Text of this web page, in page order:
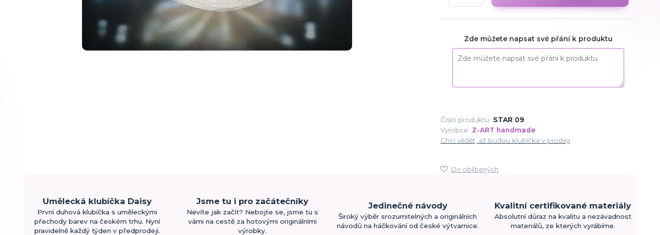
Zde můžete napsat své přání k produktu
Číslo produktu: STAR 09
Výrobce: Z-ART handmade
Chci vědět, až budou klubíčka v prodeji
Do oblíbených
Umělecká klubíčka Daisy
První duhová klubíčka s uměleckými
přechody barev na českém trhu. Nyní
pravidelně každý týden v předprodeji.
Jsme tu i pro začátečníky
Nevíte jak začít? Nebojte se, jsme tu s
vámi na cestě za hotovými originálními
výrobky.
Jedinečné návody
Široký výběr srozumitelných a originálních
návodů na háčkování od české výtvarnice.
Kvalitní certifikované materiály
Absolutní důraz na kvalitu a nezávadnost
materiálů, ze kterých vyrábíme.